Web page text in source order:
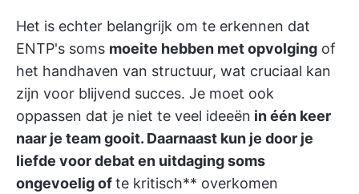
Het is echter belangrijk om te erkennen dat
ENTP's soms moeite hebben met opvolging of
het handhaven van structuur, wat cruciaal kan
zijn voor blijvend succes. Je moet ook
oppassen dat je niet te veel ideeën in één keer
naar je team gooit. Daarnaast kun je door je
liefde voor debat en uitdaging soms
ongevoelig ofte kritisch** overkomen